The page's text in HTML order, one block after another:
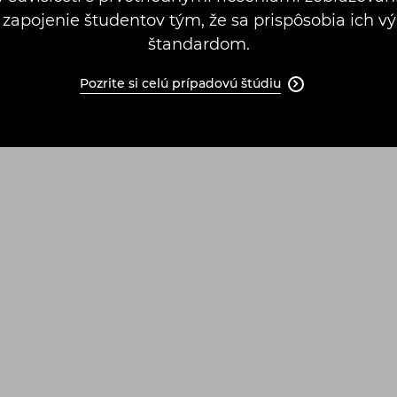
študentov tým, že sa prispôsobia ich
štandardom.
Pozrite si celú prípadovú štúdiu 